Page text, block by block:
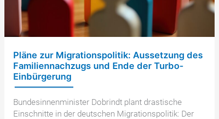
Pläne zur Migrationspolitik: Aussetzung des
Familiennachzugs und Ende der Turbo-
Einbürgerung
Bundesinnenminister Dobrindt plant drastische
Einschnitte in der deutschen Migrationspolitik: Der